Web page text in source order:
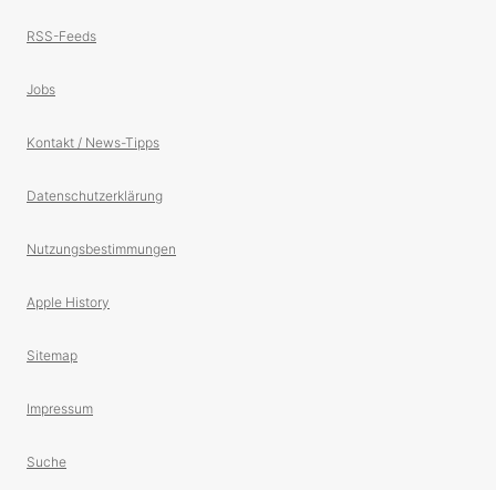
RSS-Feeds
Jobs
Kontakt / News-Tipps
Datenschutzerklärung
Nutzungsbestimmungen
Apple History
Sitemap
Impressum
Suche